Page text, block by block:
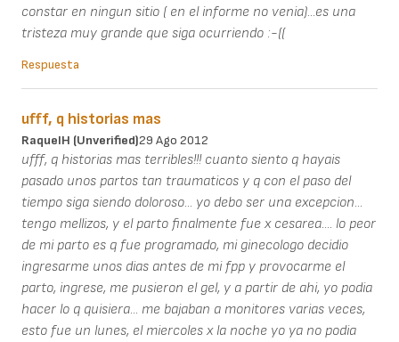
constar en ningun sitio ( en el informe no venia)...es una
tristeza muy grande que siga ocurriendo :-((
Respuesta
ufff, q historias mas
RaquelH (unverified)29 Ago 2012
ufff, q historias mas terribles!!! cuanto siento q hayais
pasado unos partos tan traumaticos y q con el paso del
tiempo siga siendo doloroso... yo debo ser una excepcion...
tengo mellizos, y el parto finalmente fue x cesarea.... lo peor
de mi parto es q fue programado, mi ginecologo decidio
ingresarme unos dias antes de mi fpp y provocarme el
parto, ingrese, me pusieron el gel, y a partir de ahi, yo podia
hacer lo q quisiera... me bajaban a monitores varias veces,
esto fue un lunes, el miercoles x la noche yo ya no podia